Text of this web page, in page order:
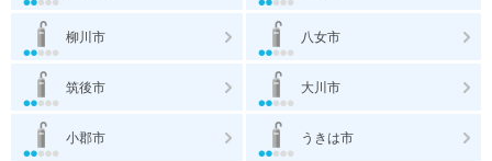
柳川市 八女市
筑後市 大川市
小郡市 うきは市